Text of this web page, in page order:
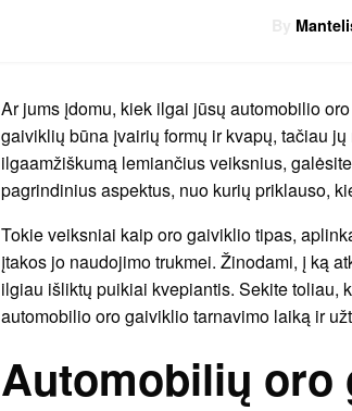
Ar jums įdomu, kiek ilgai jūsų automobilio
gaiviklių būna įvairių formų ir kvapų, tačiau
ilgaamžiškumą lemiančius veiksnius,
pagrindinius aspektus, nuo kurių priklauso,
Tokie veiksniai kaip oro gaiviklio tipas,
įtakos jo naudojimo trukmei. Žinodami, į ką
ilgiau išliktų puikiai kvepiantis. Sekite toliau,
automobilio oro gaiviklio tarnavimo laiką ir
Automobilių oro